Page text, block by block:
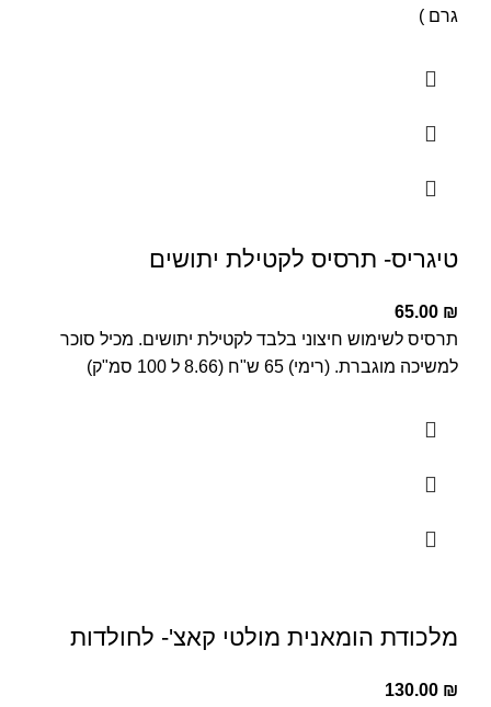
גרם )
טיגריס- תרסיס לקטילת יתושים
65.00 ₪
תרסיס לשימוש חיצוני בלבד לקטילת יתושים. מכיל סוכר
למשיכה מוגברת. (רימי) 65 ש"ח (8.66 ל 100 סמ"ק)
מלכודת הומאנית מולטי קאצ'- לחולדות
130.00 ₪